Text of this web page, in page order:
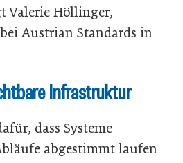
Valerie Höllinger,
Austrian Standards in
Infrastruktur
dass Systeme
abgestimmt laufen